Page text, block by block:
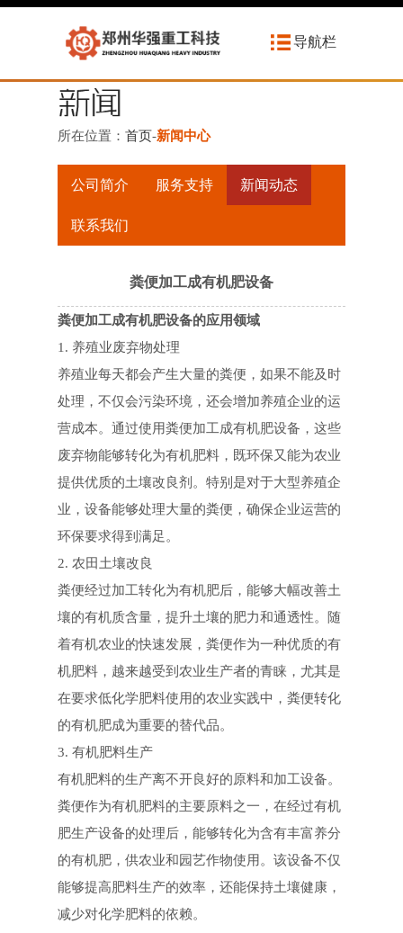
导航栏
所在位置： 首页-新闻中心
公司简介 服务支持 新闻动态
联系我们
粪便加工成有机肥设备
粪便加工成有机肥设备的应用领域
1. 养殖业废弃物处理
养殖业每天都会产生大量的粪便，如果不能及时
处理，不仅会污染环境，还会增加养殖企业的运
营成本。通过使用粪便加工成有机肥设备，这些
废弃物能够转化为有机肥料，既环保又能为农业
提供优质的土壤改良剂。特别是对于大型养殖企
业，设备能够处理大量的粪便，确保企业运营的
环保要求得到满足。
2. 农田土壤改良
粪便经过加工转化为有机肥后，能够大幅改善土
壤的有机质含量，提升土壤的肥力和通透性。随
着有机农业的快速发展，粪便作为一种优质的有
机肥料，越来越受到农业生产者的青睐，尤其是
在要求低化学肥料使用的农业实践中，粪便转化
的有机肥成为重要的替代品。
3. 有机肥料生产
有机肥料的生产离不开良好的原料和加工设备。
粪便作为有机肥料的主要原料之一，在经过有机
肥生产设备的处理后，能够转化为含有丰富养分
的有机肥，供农业和园艺作物使用。该设备不仅
能够提高肥料生产的效率，还能保持土壤健康，
减少对化学肥料的依赖。